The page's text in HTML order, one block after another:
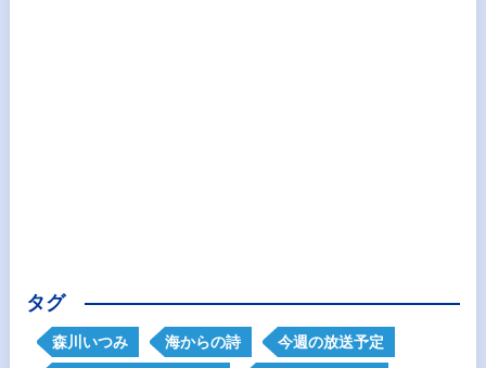
タグ
森川いつみ 海からの詩 今週の放送予定